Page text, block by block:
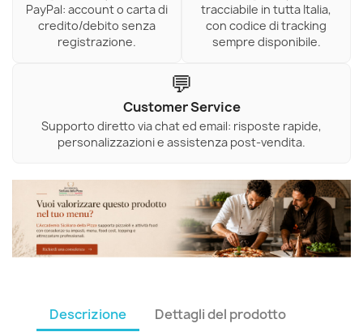
PayPal: account o carta di
credito/debito senza
registrazione.
tracciabile in tutta Italia,
con codice di tracking
sempre disponibile.
💬
Customer Service
Supporto diretto via chat ed email: risposte rapide,
personalizzazioni e assistenza post-vendita.
Descrizione
Dettagli del prodotto